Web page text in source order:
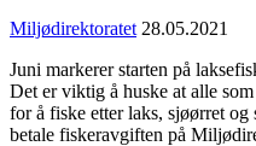
Miljødirektoratet 28.05.2021
Juni markerer starten på
Det er viktig å huske at alle
for å fiske etter laks, sjøørret
betale fiskeravgiften på